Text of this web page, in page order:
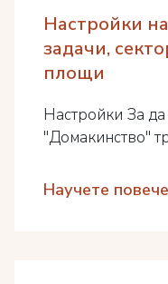
Настройки
задачи,
площи
Настройки За да
"Домакинство"
Научете повече